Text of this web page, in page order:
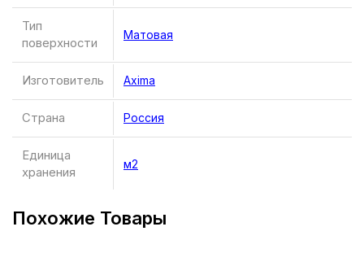
Тип
поверхности
Матовая
Изготовитель Axima
Страна Россия
Единица
хранения
м2
Похожие Товары